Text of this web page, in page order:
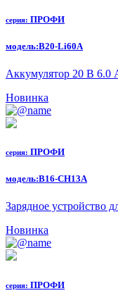
серия: ПРОФИ
модель:B20-Li60A
Аккумулятор 20 В 6.0
Новинка
серия: ПРОФИ
модель:B16-CH13A
Зарядное устройство
Новинка
серия: ПРОФИ